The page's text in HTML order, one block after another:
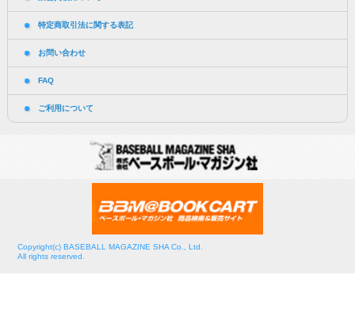
特定商取引法に関する表記
お問い合わせ
FAQ
ご利用について
Copyright(c) BASEBALL MAGAZINE SHA Co., Ltd.
All rights reserved.